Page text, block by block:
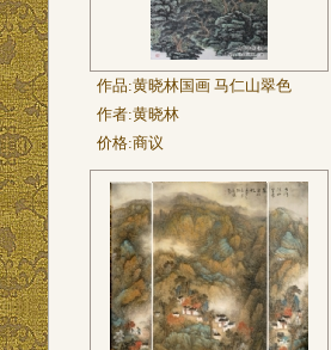
作品:黄晓林国画 马仁山翠色
作者:黄晓林
价格:商议